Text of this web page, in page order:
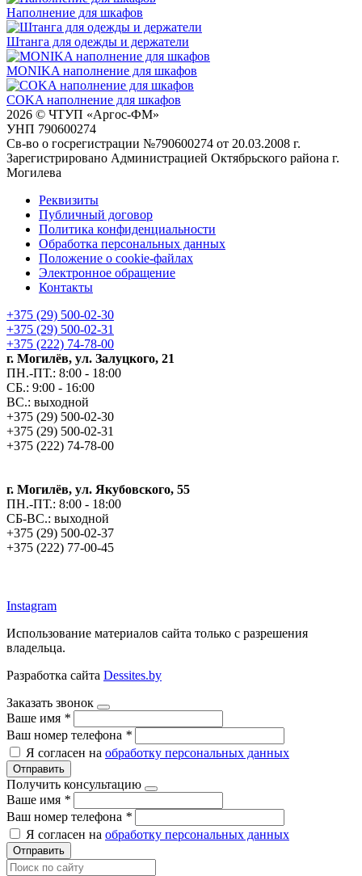
Наполнение для шкафов
Штанга для одежды и держатели
MONIKA наполнение для шкафов
COKA наполнение для шкафов
2026 © ЧТУП «Аргос-ФМ»
УНП 790600274
Св-во о госрегистрации №790600274 от 20.03.2008 г.
Зарегистрировано Администрацией Октябрьского района г.
Могилева
Реквизиты
Публичный договор
Политика конфиденциальности
Обработка персональных данных
Положение о cookie-файлах
Электронное обращение
Контакты
+375 (29) 500-02-30
+375 (29) 500-02-31
+375 (222) 74-78-00
г. Могилёв, ул. Залуцкого, 21
ПН.-ПТ.: 8:00 - 18:00
СБ.: 9:00 - 16:00
ВС.: выходной
+375 (29) 500-02-30
+375 (29) 500-02-31
+375 (222) 74-78-00
г. Могилёв, ул. Якубовского, 55
ПН.-ПТ.: 8:00 - 18:00
СБ-ВС.: выходной
+375 (29) 500-02-37
+375 (222) 77-00-45
Instagram
Использование материалов сайта только с разрешения
владельца.
Разработка сайта Dessites.by
Заказать звонок
Ваше имя *
Ваш номер телефона *
Я согласен на обработку персональных данных
Отправить
Получить консультацию
Ваше имя *
Ваш номер телефона *
Я согласен на обработку персональных данных
Отправить